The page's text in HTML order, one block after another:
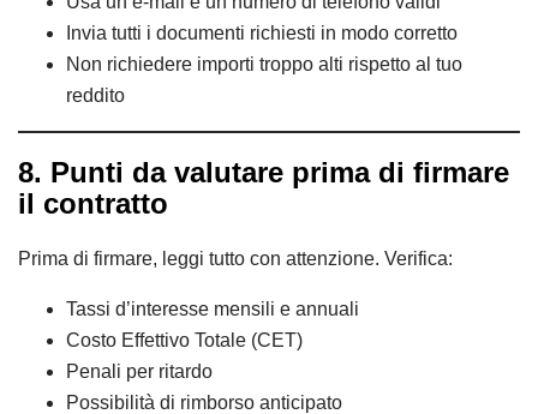
Invia tutti i documenti richiesti in modo corretto
Non richiedere importi troppo alti rispetto al tuo
reddito
8. Punti da valutare prima di firmare
il contratto
Prima di firmare, leggi tutto con attenzione. Verifica:
Tassi d’interesse mensili e annuali
Costo Effettivo Totale (CET)
Penali per ritardo
Possibilità di rimborso anticipato